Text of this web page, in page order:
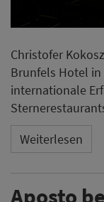
Christofer
Brunfels Hotel in
internationale
Weiterlesen
Aposto